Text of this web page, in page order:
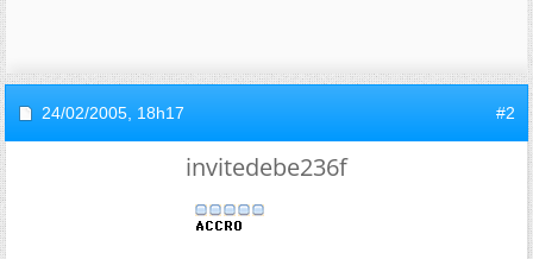
24/02/2005, 18h17 #2
invitedebe236f